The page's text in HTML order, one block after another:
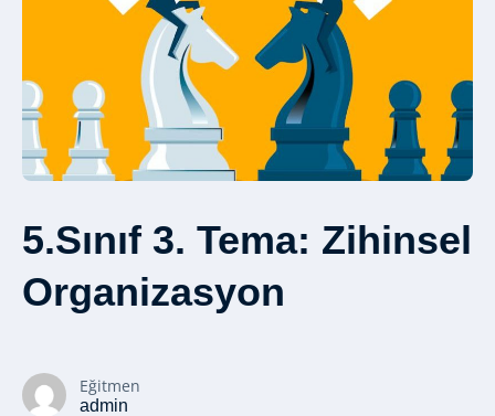
5.Sınıf 3. Tema: Zihinsel
Organizasyon
Eğitmen
admin